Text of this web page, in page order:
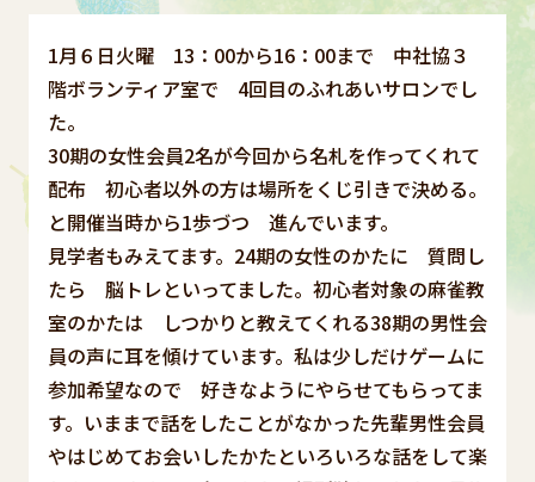
1月６日火曜 13：00から16：00まで 中社協３
階ボランティア室で 4回目のふれあいサロンでし
た。
30期の女性会員2名が今回から名札を作ってくれて
配布 初心者以外の方は場所をくじ引きで決める。
と開催当時から1歩づつ 進んでいます。
見学者もみえてます。24期の女性のかたに 質問し
たら 脳トレといってました。初心者対象の麻雀教
室のかたは しつかりと教えてくれる38期の男性会
員の声に耳を傾けています。私は少しだけゲームに
参加希望なので 好きなようにやらせてもらってま
す。いままで話をしたことがなかった先輩男性会員
やはじめてお会いしたかたといろいろな話をして楽